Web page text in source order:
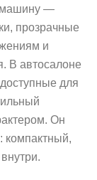
машину —
прозрачные
и
В автосалоне
для
Он
компактный,